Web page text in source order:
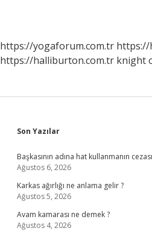
https://yogaforum.com.tr https://
https://halliburton.com.tr knight
Sidebar
Son Yazılar
Başkasının adına hat kullanmanın
Ağustos 6, 2026
Karkas ağırlığı ne anlama gelir ?
Ağustos 5, 2026
Avam kamarası ne demek ?
Ağustos 4, 2026